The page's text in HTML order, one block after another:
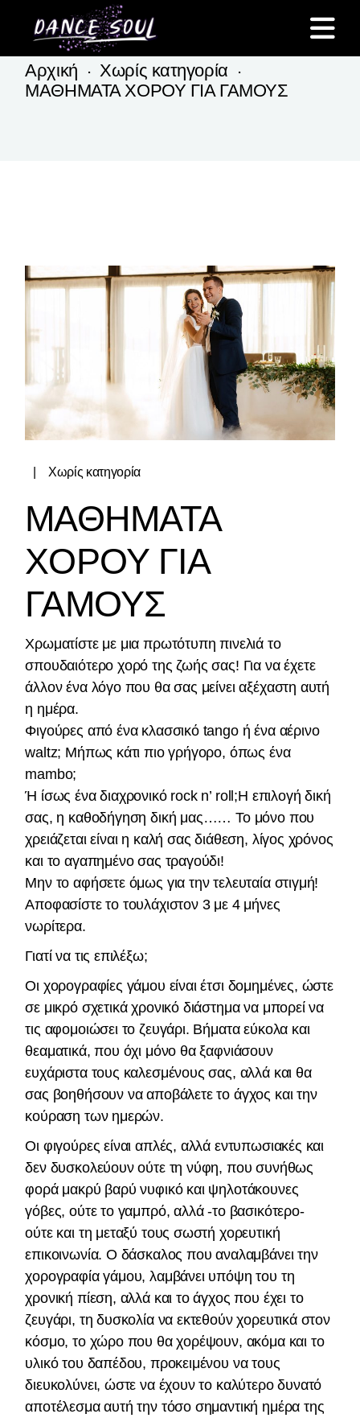
Αρχική
Χωρίς κατηγορία
ΜΑΘΗΜΑΤΑ ΧΟΡΟΥ ΓΙΑ ΓΑΜΟΥΣ
Χωρίς κατηγορία
ΜΑΘΗΜΑΤΑ
ΧΟΡΟΥ ΓΙΑ
ΓΑΜΟΥΣ
Χρωματίστε με μια πρωτότυπη πινελιά το
σπουδαιότερο χορό της ζωής σας! Για να έχετε
άλλον ένα λόγο που θα σας μείνει αξέχαστη αυτή
η ημέρα.
Φιγούρες από ένα κλασσικό tango ή ένα αέρινο
waltz; Μήπως κάτι πιο γρήγορο, όπως ένα
mambo;
Ή ίσως ένα διαχρονικό rock n’ roll;Η επιλογή δική
σας, η καθοδήγηση δική μας…… Το μόνο που
χρειάζεται είναι η καλή σας διάθεση, λίγος χρόνος
και το αγαπημένο σας τραγούδι!
Μην το αφήσετε όμως για την τελευταία στιγμή!
Αποφασίστε το τουλάχιστον 3 με 4 μήνες
νωρίτερα.
Γιατί να τις επιλέξω;
Οι χορογραφίες γάμου είναι έτσι δομημένες, ώστε
σε μικρό σχετικά χρονικό διάστημα να μπορεί να
τις αφομοιώσει το ζευγάρι. Βήματα εύκολα και
θεαματικά, που όχι μόνο θα ξαφνιάσουν
ευχάριστα τους καλεσμένους σας, αλλά και θα
σας βοηθήσουν να αποβάλετε το άγχος και την
κούραση των ημερών.
Οι φιγούρες είναι απλές, αλλά εντυπωσιακές και
δεν δυσκολεύουν ούτε τη νύφη, που συνήθως
φορά μακρύ βαρύ νυφικό και ψηλοτάκουνες
γόβες, ούτε το γαμπρό, αλλά -το βασικότερο-
ούτε και τη μεταξύ τους σωστή χορευτική
επικοινωνία. Ο δάσκαλος που αναλαμβάνει την
χορογραφία γάμου, λαμβάνει υπόψη του τη
χρονική πίεση, αλλά και το άγχος που έχει το
ζευγάρι, τη δυσκολία να εκτεθούν χορευτικά στον
κόσμο, το χώρο που θα χορέψουν, ακόμα και το
υλικό του δαπέδου, προκειμένου να τους
διευκολύνει, ώστε να έχουν το καλύτερο δυνατό
αποτέλεσμα αυτή την τόσο σημαντική ημέρα της